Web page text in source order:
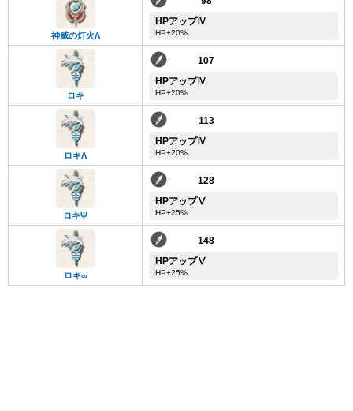
神威の灯火Λ
HPアップⅣ
HP+20%
ロキ
107
HPアップⅣ
HP+20%
ロキΛ
113
HPアップⅣ
HP+20%
ロキΨ
128
HPアップⅤ
HP+25%
ロキ∞
148
HPアップⅤ
HP+25%